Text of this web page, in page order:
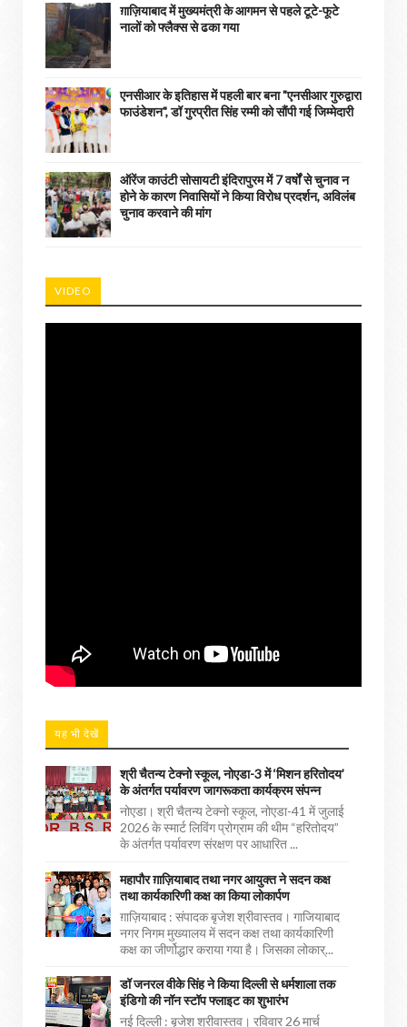
ग़ाज़ियाबाद में मुख्यमंत्री के आगमन से पहले टूटे-फूटे
नालों को फ्लैक्स से ढका गया
एनसीआर के इतिहास में पहली बार बना "एनसीआर गुरुद्वारा
फाउंडेशन", डॉ गुरप्रीत सिंह रम्मी को सौंपी गई जिम्मेदारी
ऑरेंज काउंटी सोसायटी इंदिरापुरम में 7 वर्षों से चुनाव न
होने के कारण निवासियों ने किया विरोध प्रदर्शन, अविलंब
चुनाव करवाने की मांग
VIDEO
यह भी देखें
श्री चैतन्य टेक्नो स्कूल, नोएडा-3 में ‘मिशन हरितोदय’
के अंतर्गत पर्यावरण जागरूकता कार्यक्रम संपन्न
नोएडा। श्री चैतन्य टेक्नो स्कूल, नोएडा-41 में जुलाई
2026 के स्मार्ट लिविंग प्रोग्राम की थीम “हरितोदय”
के अंतर्गत पर्यावरण संरक्षण पर आधारित ...
महापौर ग़ाज़ियाबाद तथा नगर आयुक्त ने सदन कक्ष
तथा कार्यकारिणी कक्ष का किया लोकार्पण
ग़ाज़ियाबाद : संपादक बृजेश श्रीवास्तव। गाजियाबाद
नगर निगम मुख्यालय में सदन कक्ष तथा कार्यकारिणी
कक्ष का जीर्णोद्धार कराया गया है। जिसका लोकार्...
डॉ जनरल वीके सिंह ने किया दिल्ली से धर्मशाला तक
इंडिगो की नॉन स्टॉप फ्लाइट का शुभारंभ
नई दिल्ली : बृजेश श्रीवास्तव। रविवार 26 मार्च